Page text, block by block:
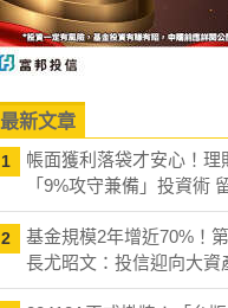
最新文章
1
帳面獲利落袋才安心！理
「9%攻守兼備」投資術
2
基金規模2年增近70%！
長尤昭文：投信迎向大資